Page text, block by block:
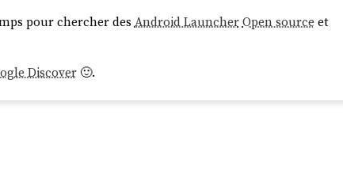
pour chercher des Android LauncherOpen source et
Discover🙂.